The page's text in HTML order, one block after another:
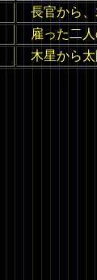
長官から
雇った二
木星から